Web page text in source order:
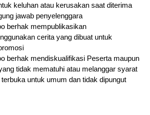
keluhan atau kerusakan saat diterima
jawab penyelenggara
berhak mempublikasikan
cerita yang dibuat untuk
berhak mendiskualifikasi Peserta maupun
tidak mematuhi atau melanggar syarat
terbuka untuk umum dan tidak dipungut